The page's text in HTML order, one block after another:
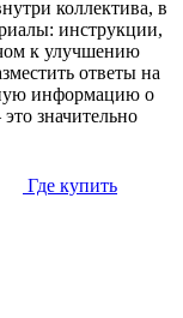
коллектива, в
инструкции,
к улучшению
ответы на
информацию о
значительно
Где купить